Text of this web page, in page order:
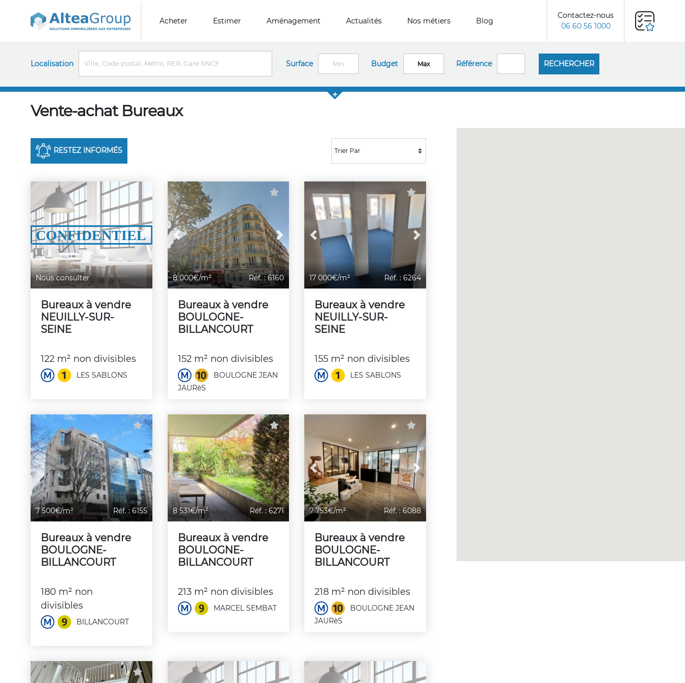
Acheter Estimer Aménagement Actualités Nos métiers Blog
Contactez-nous
06 60 56 1000
Localisation Surface Budget Référence
Vente-achat Bureaux
RESTEZ INFORMÉS
Nous consulter
Bureaux à vendre
NEUILLY-SUR-
SEINE
122 m² non divisibles
LES SABLONS
Previous Next
8 000€/m² Réf. : 6160
Bureaux à vendre
BOULOGNE-
BILLANCOURT
152 m² non divisibles
BOULOGNE JEAN
JAURèS
Previous Next
17 000€/m² Réf. : 6264
Bureaux à vendre
NEUILLY-SUR-
SEINE
155 m² non divisibles
LES SABLONS
7 500€/m² Réf. : 6155
Bureaux à vendre
BOULOGNE-
BILLANCOURT
180 m² non
divisibles
BILLANCOURT
8 531€/m² Réf. : 6271
Bureaux à vendre
BOULOGNE-
BILLANCOURT
213 m² non divisibles
MARCEL SEMBAT
Previous Next
7 753€/m² Réf. : 6088
Bureaux à vendre
BOULOGNE-
BILLANCOURT
218 m² non divisibles
BOULOGNE JEAN
JAURèS